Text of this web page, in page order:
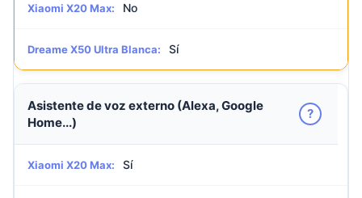
Xiaomi X20 Max: No
Dreame X50 Ultra Blanca: Sí
Asistente de voz externo (Alexa, Google
Home...)
?
Xiaomi X20 Max: Sí